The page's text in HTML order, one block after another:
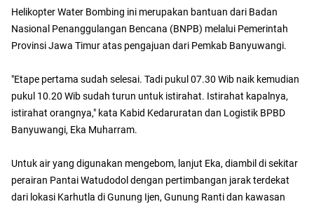
Helikopter Water Bombing ini merupakan bantuan dari Badan
Nasional Penanggulangan Bencana (BNPB) melalui Pemerintah
Provinsi Jawa Timur atas pengajuan dari Pemkab Banyuwangi.
"Etape pertama sudah selesai. Tadi pukul 07.30 Wib naik kemudian
pukul 10.20 Wib sudah turun untuk istirahat. Istirahat kapalnya,
istirahat orangnya," kata Kabid Kedaruratan dan Logistik BPBD
Banyuwangi, Eka Muharram.
Untuk air yang digunakan mengebom, lanjut Eka, diambil di sekitar
perairan Pantai Watudodol dengan pertimbangan jarak terdekat
dari lokasi Karhutla di Gunung Ijen, Gunung Ranti dan kawasan